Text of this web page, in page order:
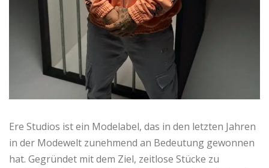
Ere Studios ist ein Modelabel, das in den letzten Jahren
in der Modewelt zunehmend an Bedeutung gewonnen
hat. Gegründet mit dem Ziel, zeitlose Stücke zu